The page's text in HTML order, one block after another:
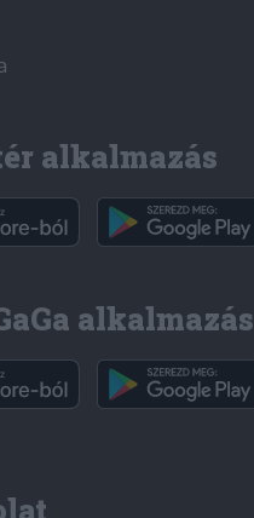
alkalmazás
alkalmazás